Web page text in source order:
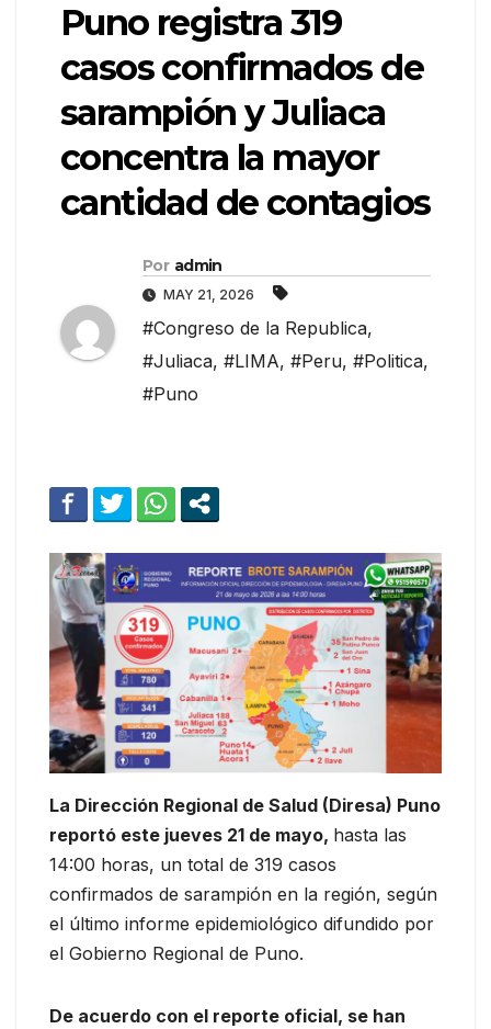
Puno registra 319
casos confirmados de
sarampión y Juliaca
concentra la mayor
cantidad de contagios
Por admin
MAY 21, 2026
#Congreso de la Republica,
#Juliaca, #LIMA, #Peru, #Politica,
#Puno
La Dirección Regional de Salud (Diresa) Puno
reportó este jueves 21 de mayo, hasta las
14:00 horas, un total de 319 casos
confirmados de sarampión en la región, según
el último informe epidemiológico difundido por
el Gobierno Regional de Puno.
De acuerdo con el reporte oficial, se han